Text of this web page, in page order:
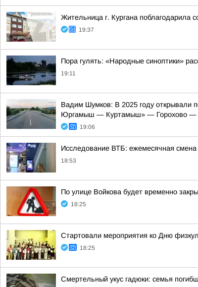
Жительница г. Кургана поблагодарила
19:37
Пора гулять: «Народные синоптики»
19:11
Вадим Шумков: В 2025 году открывали
Юргамыш — Куртамыш» — Горохово —
19:06
Исследование ВТБ: ежемесячная смена
18:53
По улице Войкова будет временно
18:25
Стартовали мероприятия ко Дню
18:25
Смертельный укус гадюки: семья